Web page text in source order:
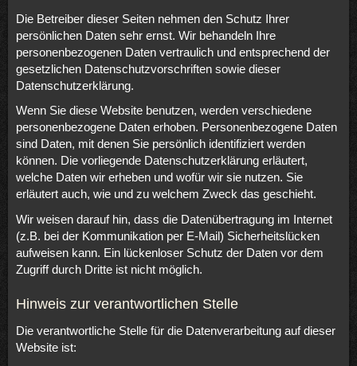
Die Betreiber dieser Seiten nehmen den Schutz Ihrer
persönlichen Daten sehr ernst. Wir behandeln Ihre
personenbezogenen Daten vertraulich und entsprechend der
gesetzlichen Datenschutzvorschriften sowie dieser
Datenschutzerklärung.
Wenn Sie diese Website benutzen, werden verschiedene
personenbezogene Daten erhoben. Personenbezogene Daten
sind Daten, mit denen Sie persönlich identifiziert werden
können. Die vorliegende Datenschutzerklärung erläutert,
welche Daten wir erheben und wofür wir sie nutzen. Sie
erläutert auch, wie und zu welchem Zweck das geschieht.
Wir weisen darauf hin, dass die Datenübertragung im Internet
(z.B. bei der Kommunikation per E-Mail) Sicherheitslücken
aufweisen kann. Ein lückenloser Schutz der Daten vor dem
Zugriff durch Dritte ist nicht möglich.
Hinweis zur verantwortlichen Stelle
Die verantwortliche Stelle für die Datenverarbeitung auf dieser
Website ist: